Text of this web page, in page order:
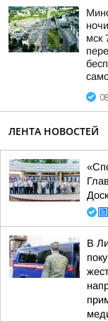
мск
ЛЕНТА НОВОСТЕЙ
В